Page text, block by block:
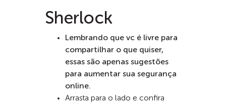
Sherlock
Lembrando que vc é livre para
compartilhar o que quiser,
essas são apenas sugestões
para aumentar sua segurança
online.
Arrasta para o lado e confira